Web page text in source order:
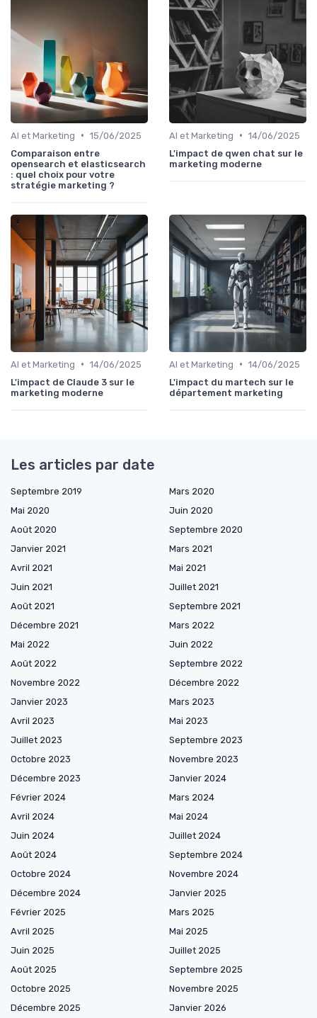
AI et Marketing • 15/06/2025
Comparaison entre
opensearch et elasticsearch
: quel choix pour votre
stratégie marketing ?
AI et Marketing • 14/06/2025
L'impact de qwen chat sur le
marketing moderne
AI et Marketing • 14/06/2025
L'impact de Claude 3 sur le
marketing moderne
AI et Marketing • 14/06/2025
L'impact du martech sur le
département marketing
Les articles par date
Septembre 2019
Mars 2020
Mai 2020
Juin 2020
Août 2020
Septembre 2020
Janvier 2021
Mars 2021
Avril 2021
Mai 2021
Juin 2021
Juillet 2021
Août 2021
Septembre 2021
Décembre 2021
Mars 2022
Mai 2022
Juin 2022
Août 2022
Septembre 2022
Novembre 2022
Décembre 2022
Janvier 2023
Mars 2023
Avril 2023
Mai 2023
Juillet 2023
Septembre 2023
Octobre 2023
Novembre 2023
Décembre 2023
Janvier 2024
Février 2024
Mars 2024
Avril 2024
Mai 2024
Juin 2024
Juillet 2024
Août 2024
Septembre 2024
Octobre 2024
Novembre 2024
Décembre 2024
Janvier 2025
Février 2025
Mars 2025
Avril 2025
Mai 2025
Juin 2025
Juillet 2025
Août 2025
Septembre 2025
Octobre 2025
Novembre 2025
Décembre 2025
Janvier 2026